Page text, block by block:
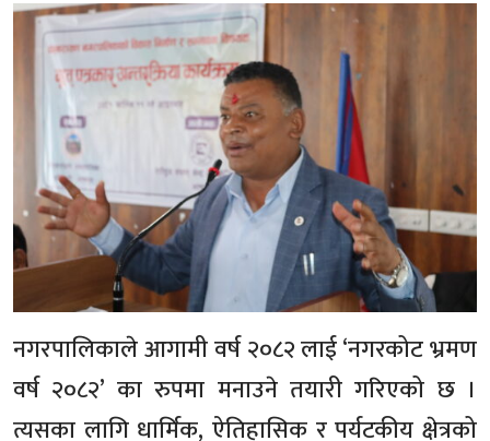
नगरपालिकाले आगामी वर्ष २०८२ लाई ‘नगरकोट भ्रमण
वर्ष २०८२’ का रुपमा मनाउने तयारी गरिएको छ ।
त्यसका लागि धार्मिक, ऐतिहासिक र पर्यटकीय क्षेत्रको